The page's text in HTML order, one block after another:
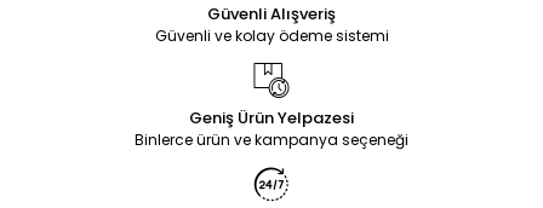
Güvenli Alışveriş
Güvenli ve kolay ödeme sistemi
Geniş Ürün Yelpazesi
Binlerce ürün ve kampanya seçeneği